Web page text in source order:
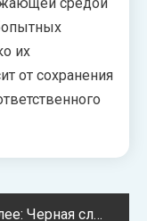
их
от сохранения
редкий
Черная слизь Умбринула: загадочный обитатель лесов